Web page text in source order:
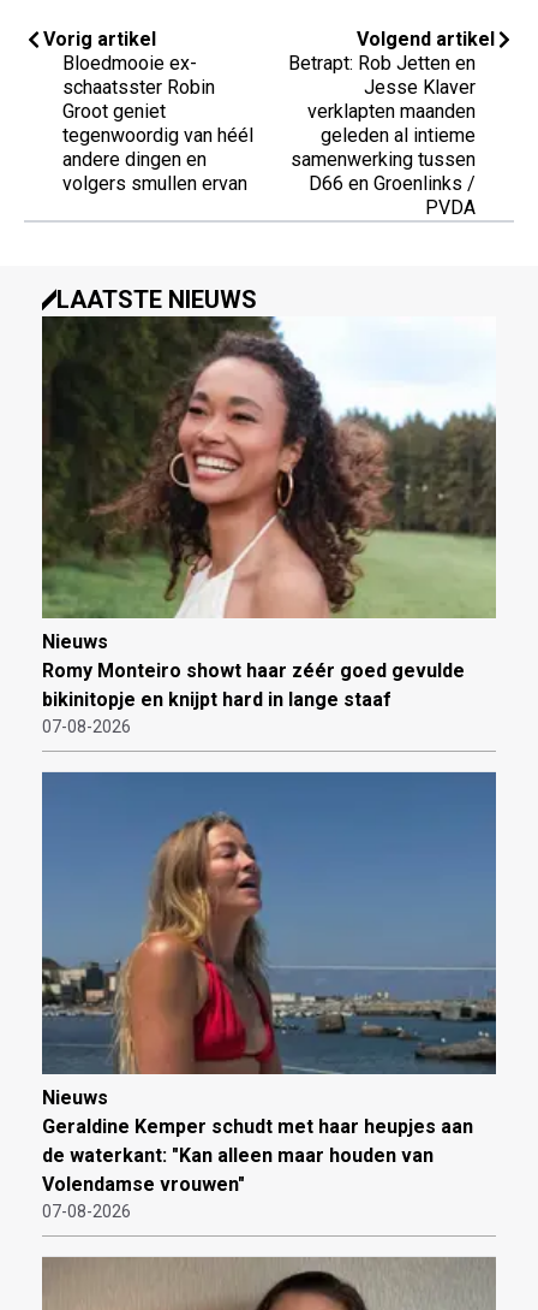
Vorig artikel
Bloedmooie ex-
schaatsster Robin
Groot geniet
tegenwoordig van héél
andere dingen en
volgers smullen ervan
Volgend artikel
Betrapt: Rob Jetten en
Jesse Klaver
verklapten maanden
geleden al intieme
samenwerking tussen
D66 en Groenlinks /
PVDA
LAATSTE NIEUWS
Nieuws
Romy Monteiro showt haar zéér goed gevulde
bikinitopje en knijpt hard in lange staaf
07-08-2026
Nieuws
Geraldine Kemper schudt met haar heupjes aan
de waterkant: "Kan alleen maar houden van
Volendamse vrouwen"
07-08-2026